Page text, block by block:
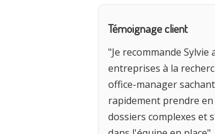
Témoignage client
"Je recommande Sylvie
entreprises à la
office-manager sachant
rapidement prendre en
dossiers complexes et